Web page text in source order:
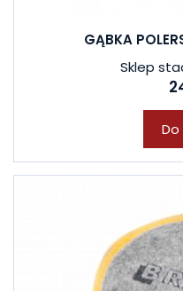
GĄBKA
Sklep
Do